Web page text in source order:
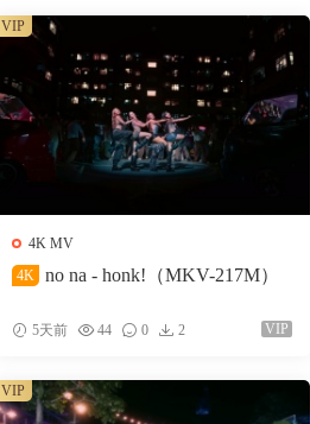
4K MV
4K
no na - honk!（MKV-217M）
5天前 44 0 2 VIP
VIP
VIP